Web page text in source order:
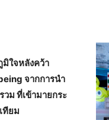
ใจหลังคว้า
จากการนำ
ม ที่เข้ามายกระ
ทียม